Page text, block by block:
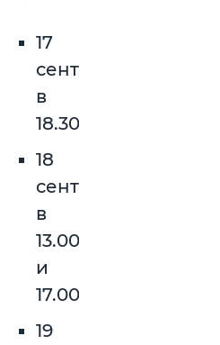
17
сентября
в
18.30
18
сентября
в
13.00
и
17.00
19